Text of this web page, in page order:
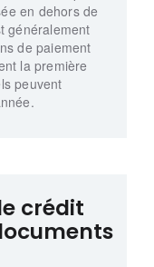
en dehors de
généralement
de paiement
la première
peuvent
crédit